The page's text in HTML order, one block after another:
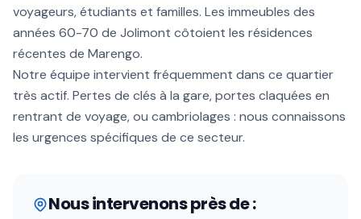
voyageurs, étudiants et familles. Les immeubles des
années 60-70 de Jolimont côtoient les résidences
récentes de Marengo.
Notre équipe intervient fréquemment dans ce quartier
très actif. Pertes de clés à la gare, portes claquées en
rentrant de voyage, ou cambriolages : nous connaissons
les urgences spécifiques de ce secteur.
Nous intervenons près de :